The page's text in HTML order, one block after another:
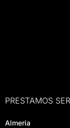
PRESTAMOS
Almería